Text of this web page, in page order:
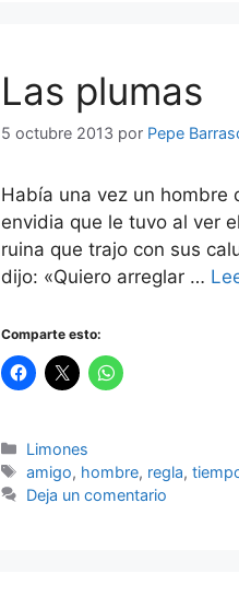
Las plumas
5 octubre 2013 por Pepe
Había una vez un hombre
envidia que le tuvo al ver
ruina que trajo con sus
dijo: «Quiero arreglar …
Comparte esto:
Categorías
Limones
Etiquetas
amigo, hombre, regla,
Deja un comentario